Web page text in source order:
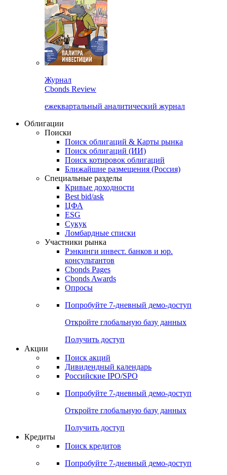
Журнал
Cbonds Review
ежеквартальный аналитический журнал
Облигации
Поиски
Поиск облигаций & Карты рынка
Поиск облигаций (ИИ)
Поиск котировок облигаций
Ближайшие размещения (Россия)
Специальные разделы
Кривые доходности
Best bid/ask
ЦФА
ESG
Сукук
Ломбардные списки
Участники рынка
Рэнкинги инвест. банков и юр.
консультантов
Cbonds Pages
Cbonds Awards
Опросы
Попробуйте 7-дневный демо-доступ
Откройте глобальную базу данных
Получить доступ
Акции
Поиск акций
Дивидендный календарь
Российские IPO/SPO
Попробуйте 7-дневный демо-доступ
Откройте глобальную базу данных
Получить доступ
Кредиты
Поиск кредитов
Попробуйте 7-дневный демо-доступ